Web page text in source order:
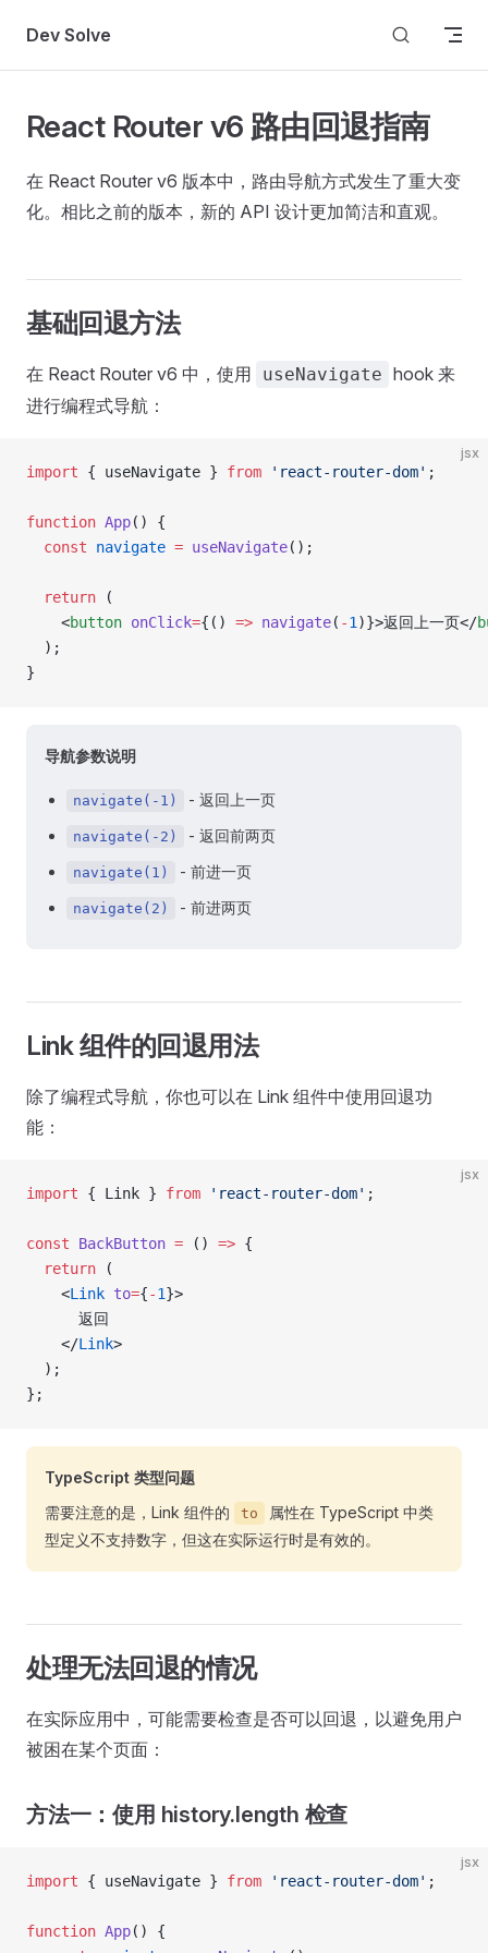
Skip to content
Dev Solve
React Router v6 路由回退指南
在 React Router v6 版本中，路由导航方式发生了重大变
化。相比之前的版本，新的 API 设计更加简洁和直观。
基础回退方法
在 React Router v6 中，使用 useNavigate hook 来
进行编程式导航：
jsx
import { useNavigate } from 'react-router-dom' ;
function App() {
  const
navigate = useNavigate();
  return
(
    <
button onClick={() => navigate( -1 )}>返回上一页</
  );
}
导航参数说明
navigate(-1) - 返回上一页
navigate(-2) - 返回前两页
navigate(1) - 前进一页
navigate(2) - 前进两页
Link 组件的回退用法
除了编程式导航，你也可以在 Link 组件中使用回退功
能：
jsx
import { Link } from 'react-router-dom' ;
const BackButton = () => {
  return
(
    <
Link to={-1}>
      返回
    </
Link>
  );
};
TypeScript 类型问题
需要注意的是，Link 组件的
to
属性在 TypeScript 中类
型定义不支持数字，但这在实际运行时是有效的。
处理无法回退的情况
在实际应用中，可能需要检查是否可以回退，以避免用户
被困在某个页面：
方法一：使用 history.length 检查
jsx
import { useNavigate } from 'react-router-dom' ;
function App() {